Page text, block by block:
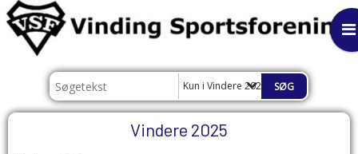
Kun i Vindere 2025
Vindere 2025